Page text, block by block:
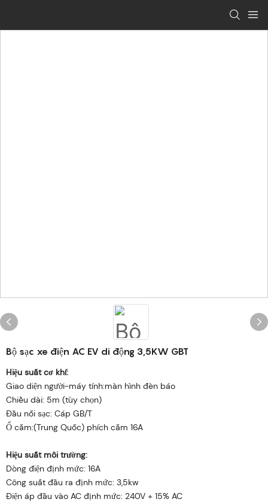
Bộ sạc xe điện AC EV di động 3,5KW GBT
Hiệu suất cơ khí:
Giao diện người-máy tính:màn hình đèn báo
Chiều dài: 5m (tùy chọn)
Đầu nối sạc: Cáp GB/T
Ổ cắm:(Trung Quốc) phích cắm 16A
Hiệu suất môi trường:
Dòng điện định mức: 16A
Công suất đầu ra định mức: 3,5kw
Điện áp đầu vào AC định mức: 240V + 15% AC